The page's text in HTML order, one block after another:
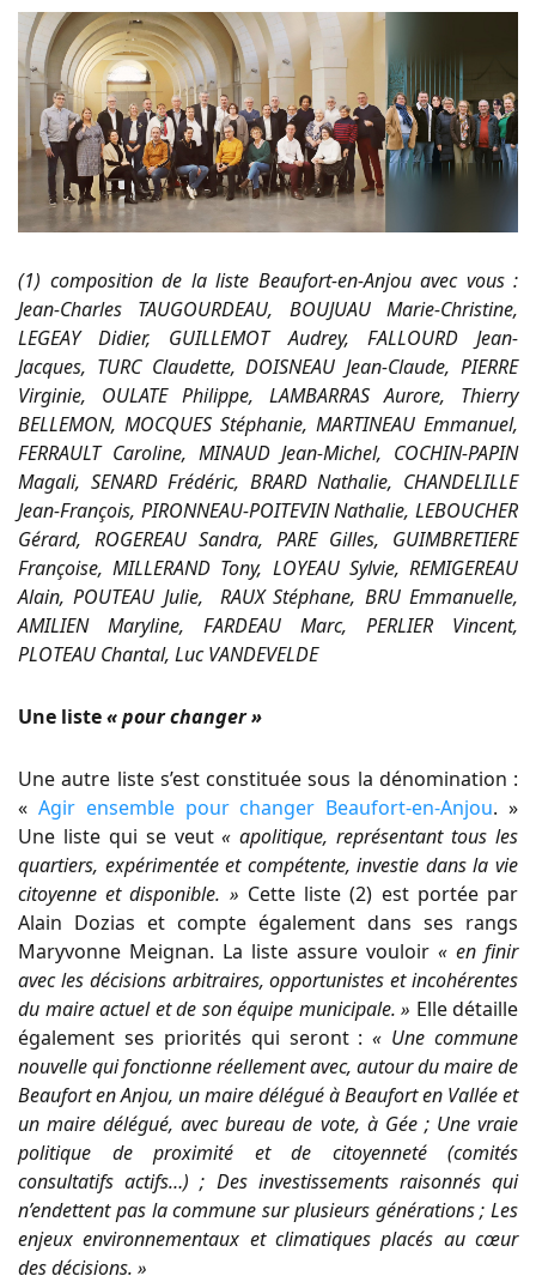
(1) composition de la liste Beaufort-en-Anjou avec vous :
Jean-Charles TAUGOURDEAU, BOUJUAU Marie-Christine,
LEGEAY Didier, GUILLEMOT Audrey, FALLOURD Jean-
Jacques, TURC Claudette, DOISNEAU Jean-Claude, PIERRE
Virginie, OULATE Philippe, LAMBARRAS Aurore, Thierry
BELLEMON, MOCQUES Stéphanie, MARTINEAU Emmanuel,
FERRAULT Caroline, MINAUD Jean-Michel, COCHIN-PAPIN
Magali, SENARD Frédéric, BRARD Nathalie, CHANDELILLE
Jean-François, PIRONNEAU-POITEVIN Nathalie, LEBOUCHER
Gérard, ROGEREAU Sandra, PARE Gilles, GUIMBRETIERE
Françoise, MILLERAND Tony, LOYEAU Sylvie, REMIGEREAU
Alain, POUTEAU Julie, RAUX Stéphane, BRU Emmanuelle,
AMILIEN Maryline, FARDEAU Marc, PERLIER Vincent,
PLOTEAU Chantal, Luc VANDEVELDE
Une liste« pour changer »
Une autre liste s’est constituée sous la dénomination :
« Agir ensemble pour changer Beaufort-en-Anjou. »
Une liste qui se veut« apolitique, représentant tous les
quartiers, expérimentée et compétente, investie dans la vie
citoyenne et disponible. » Cette liste (2) est portée par
Alain Dozias et compte également dans ses rangs
Maryvonne Meignan. La liste assure vouloir « en finir
avec les décisions arbitraires, opportunistes et incohérentes
du maire actuel et de son équipe municipale. » Elle détaille
également ses priorités qui seront :« Une commune
nouvelle qui fonctionne réellement avec, autour du maire de
Beaufort en Anjou, un maire délégué à Beaufort en Vallée et
un maire délégué, avec bureau de vote, à Gée ; Une vraie
politique de proximité et de citoyenneté (comités
consultatifs actifs…) ; Des investissements raisonnés qui
n’endettent pas la commune sur plusieurs générations ; Les
enjeux environnementaux et climatiques placés au cœur
des décisions. »